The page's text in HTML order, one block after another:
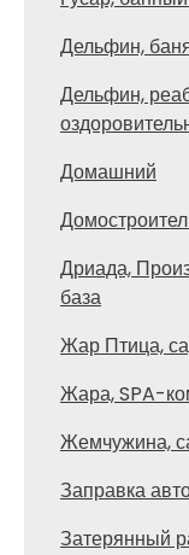
Дельфин,
Дельфин,
Домашний
Дриада,
база
Жар Птица,
Жара, SPA-
Жемчужина,
Заправка
Затерянный